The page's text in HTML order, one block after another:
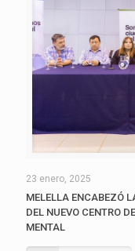
23 enero, 2025
MELELLA ENCABEZÓ
DEL NUEVO CENTRO
MENTAL